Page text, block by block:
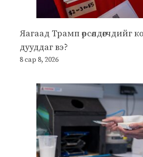
Яагаад Трамп өрсөлдөгчдийг
дууддаг вэ?
8 сар 8, 2026